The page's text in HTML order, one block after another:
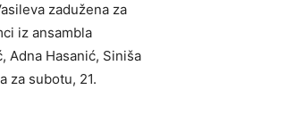
zadužena za
iz ansambla
Adna Hasanić, Siniša
za subotu, 21.